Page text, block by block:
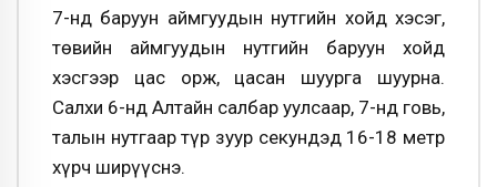
7-нд баруун аймгуудын нутгийн хойд хэсэг,
төвийн аймгуудын нутгийн баруун хойд
хэсгээр цас орж, цасан шуурга шуурна.
Салхи 6-нд Алтайн салбар уулсаар, 7-нд говь,
талын нутгаар түр зуур секундэд 16-18 метр
хүрч ширүүснэ.